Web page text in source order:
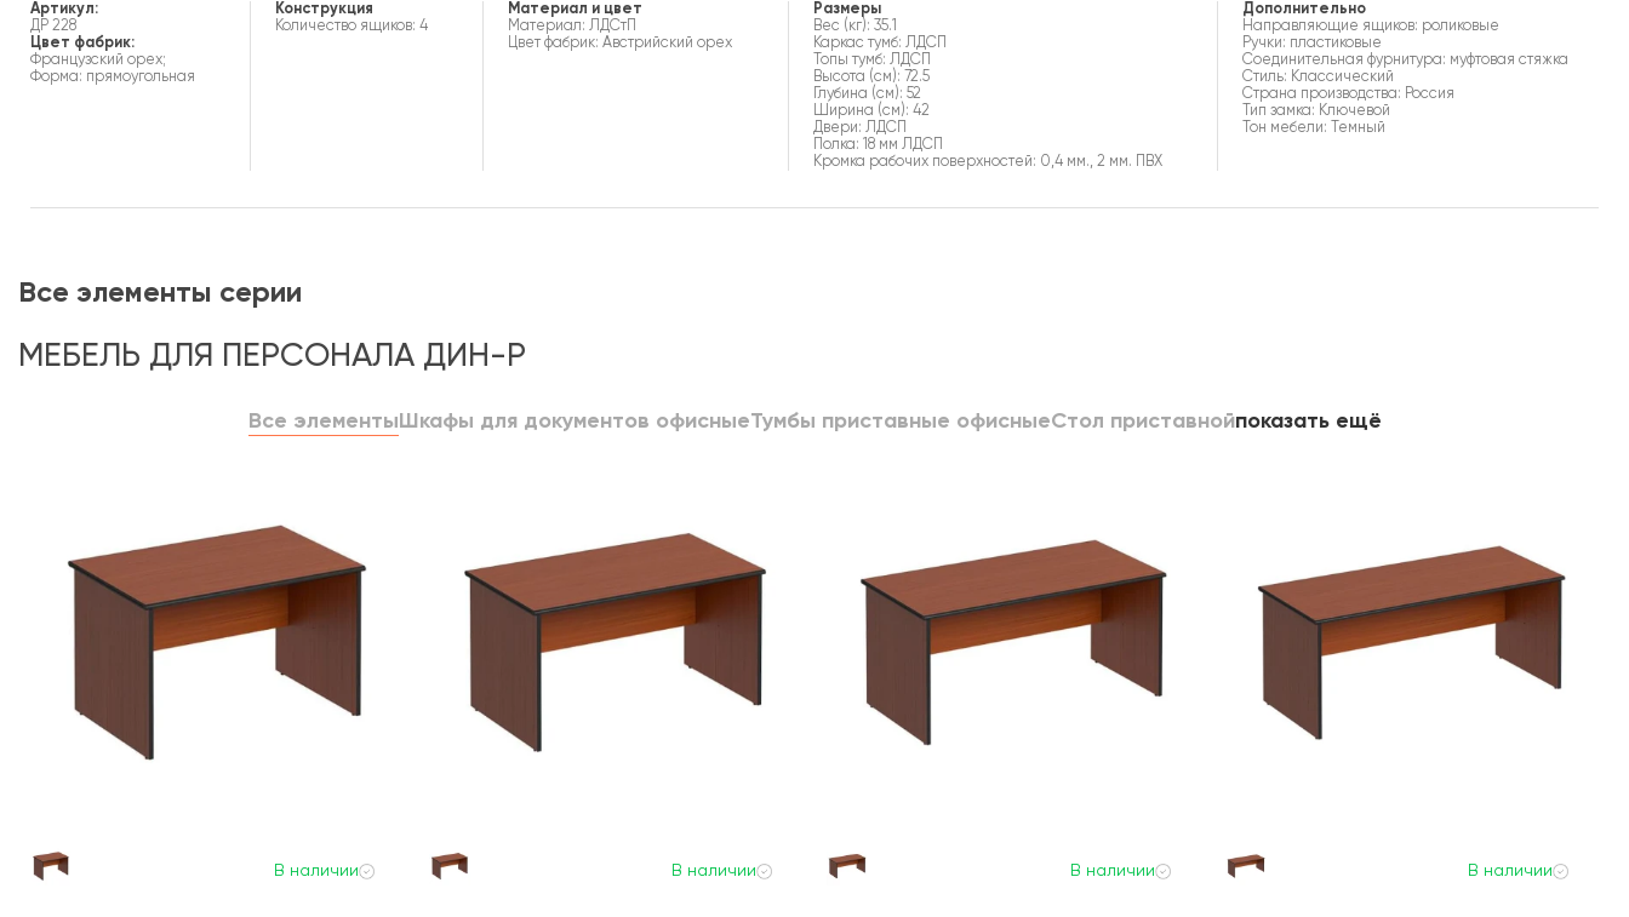
Артикул:
ДР 228
Цвет фабрик:
Французский орех;
Форма: прямоугольная
Конструкция
Количество ящиков: 4
Материал и цвет
Материал: ЛДСтП
Цвет фабрик: Австрийский орех
Размеры
Вес (кг): 35.1
Каркас тумб: ЛДСП
Топы тумб: ЛДСП
Высота (см): 72.5
Глубина (см): 52
Ширина (см): 42
Двери: ЛДСП
Полка: 18 мм ЛДСП
Кромка рабочих поверхностей: 0,4 мм., 2 мм. ПВХ
Дополнительно
Направляющие ящиков: роликовые
Ручки: пластиковые
Соединительная фурнитура: муфтовая стяжка
Стиль: Классический
Страна производства: Россия
Тип замка: Ключевой
Тон мебели: Темный
Все элементы серии
МЕБЕЛЬ ДЛЯ ПЕРСОНАЛА ДИН-Р
Все элементы Шкафы для документов офисныеТумбы приставные офисныеСтол приставнойпоказать ещё
В наличии В наличии В наличии В наличии